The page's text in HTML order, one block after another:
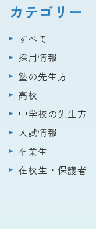
カテゴリー
すべて
採用情報
塾の先生方
高校
中学校の先生方
入試情報
卒業生
在校生・保護者